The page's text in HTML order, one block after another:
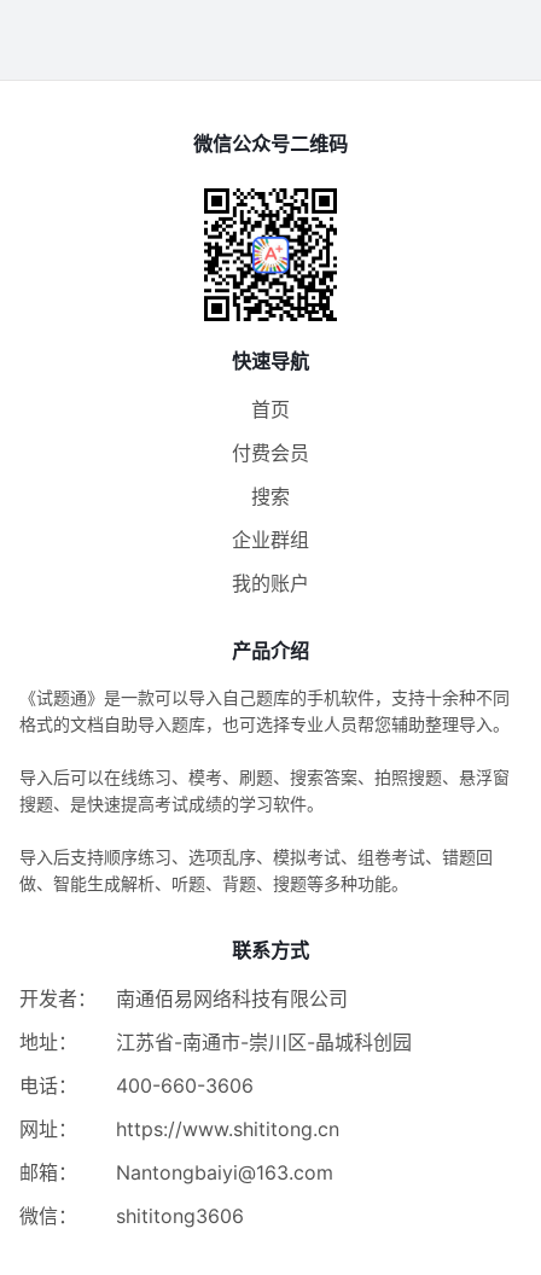
微信公众号二维码
快速导航
首页
付费会员
搜索
企业群组
我的账户
产品介绍
《试题通》是一款可以导入自己题库的手机软件，支持十余种不同
格式的文档自助导入题库，也可选择专业人员帮您辅助整理导入。
导入后可以在线练习、模考、刷题、搜索答案、拍照搜题、悬浮窗
搜题、是快速提高考试成绩的学习软件。
导入后支持顺序练习、选项乱序、模拟考试、组卷考试、错题回
做、智能生成解析、听题、背题、搜题等多种功能。
联系方式
开发者：
南通佰易网络科技有限公司
地址：
江苏省-南通市-崇川区-晶城科创园
电话：
400-660-3606
网址：
https://www.shititong.cn
邮箱：
Nantongbaiyi@163.com
微信：
shititong3606